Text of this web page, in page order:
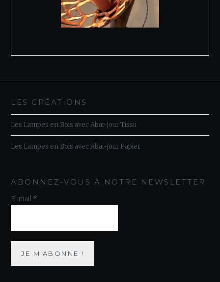
LES CRÉATIONS
Les Lampes en Bois avec Abat-jour Tissu
Les Lampes en Bois avec Abat-jour Papier
ABONNEZ-VOUS À NOTRE NEWSLETTER
E-mail *